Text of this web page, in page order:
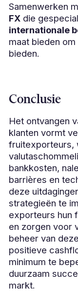
Samenwerken
FXdie
internationale
maat bieden
bieden.
Conclusie
Het ontvangen
klanten vormt
fruitexporteurs,
bankkosten,
barrières en
deze
strategieën te
exporteurs hun
en zorgen voor
beheer van
positieve
minimum te
duurzaam
markt.